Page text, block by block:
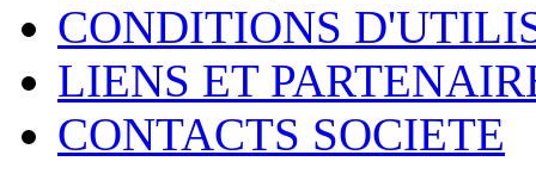
CONDITIONS
LIENS ET
CONTACTS SOCIETE